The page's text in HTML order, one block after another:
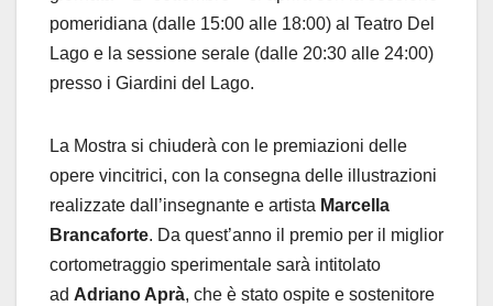
pomeridiana (dalle 15:00 alle 18:00) al Teatro Del
Lago e la sessione serale (dalle 20:30 alle 24:00)
presso i Giardini del Lago.
La Mostra si chiuderà con le premiazioni delle
opere vincitrici, con la consegna delle illustrazioni
realizzate dall’insegnante e artista Marcella
Brancaforte. Da quest’anno il premio per il miglior
cortometraggio sperimentale sarà intitolato
ad Adriano Aprà, che è stato ospite e sostenitore